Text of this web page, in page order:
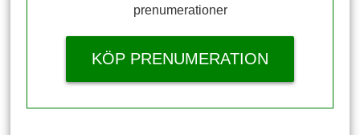
prenumerationer
KÖP PRENUMERATION